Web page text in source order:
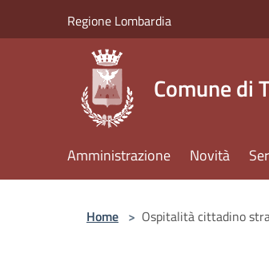
Regione Lombardia
Comune di
Amministrazione Novità
Home > Ospitalità cittadino